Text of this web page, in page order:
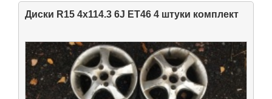
Диски R15 4x114.3 6J ET46 4 штуки комплект